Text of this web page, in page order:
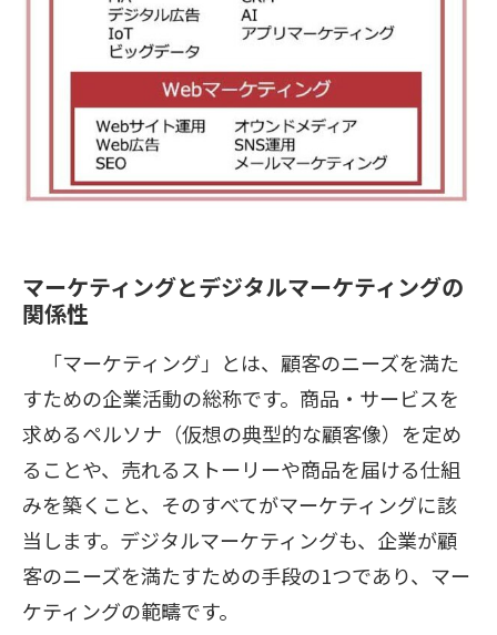
マーケティングとデジタルマーケティングの
関係性
「マーケティング」とは、顧客のニーズを満た
すための企業活動の総称です。商品・サービスを
求めるペルソナ（仮想の典型的な顧客像）を定め
ることや、売れるストーリーや商品を届ける仕組
みを築くこと、そのすべてがマーケティングに該
当します。デジタルマーケティングも、企業が顧
客のニーズを満たすための手段の1つであり、マー
ケティングの範疇です。